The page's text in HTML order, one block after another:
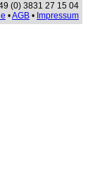
(0) 3831 27 15 04
•AGB • Impressum